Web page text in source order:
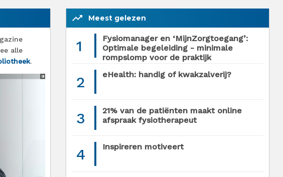
alle
.
trending_up Meest gelezen
1
Fysiomanager en ‘MijnZorgtoegang’:
Optimale begeleiding - minimale
rompslomp voor de praktijk
2 eHealth: handig of kwakzalverij?
3
21% van de patiënten maakt online
afspraak fysiotherapeut
4 Inspireren motiveert